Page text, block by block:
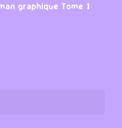
graphique Tome 1